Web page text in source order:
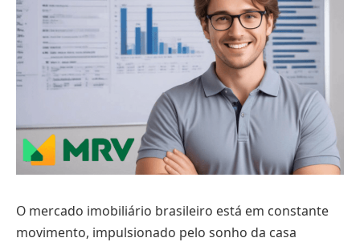
O mercado imobiliário brasileiro está em constante
movimento, impulsionado pelo sonho da casa